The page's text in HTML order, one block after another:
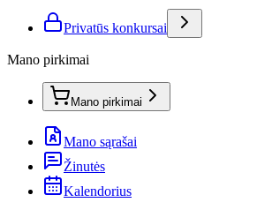
Privatūs konkursai
Mano pirkimai
Mano pirkimai
Mano sąrašai
Žinutės
Kalendorius